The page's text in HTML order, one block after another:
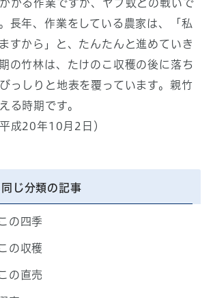
かる作業ですが、ヤブ蚊との戦いで
長年、作業をしている農家は、「私
すから」と、たんたんと進めていき
の竹林は、たけのこ収穫の後に落ち
っしりと地表を覆っています。親竹
る時期です。
成20年10月2日）
じ分類の記事
の四季
の収穫
の直売